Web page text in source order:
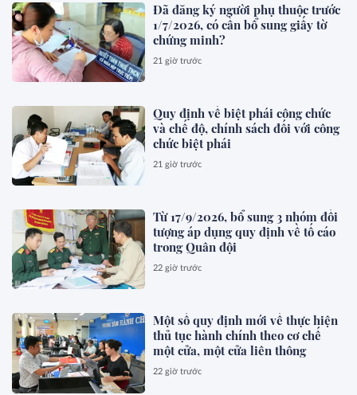
Đã đăng ký người phụ thuộc trước
1/7/2026, có cần bổ sung giấy tờ
chứng minh?
21 giờ trước
Quy định về biệt phái công chức
và chế độ, chính sách đối với công
chức biệt phái
21 giờ trước
Từ 17/9/2026, bổ sung 3 nhóm đối
tượng áp dụng quy định về tố cáo
trong Quân đội
22 giờ trước
Một số quy định mới về thực hiện
thủ tục hành chính theo cơ chế
một cửa, một cửa liên thông
22 giờ trước